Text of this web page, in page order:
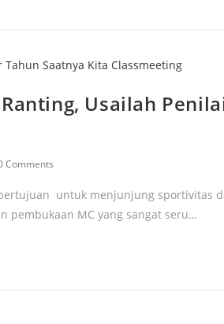
Usailah
Comments
untuk menjunjung sportivitas
pembukaan MC yang sangat seru…